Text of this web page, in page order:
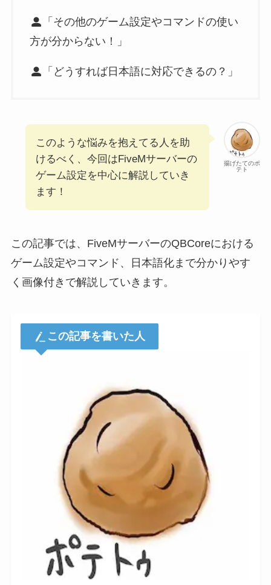
「その他のゲーム設定やコマンドの使い
方が分からない！」
「どうすれば日本語に対応できるの？」
揚げたてのポ
テト
このような悩みを抱えてる人を助
けるべく、今回はFiveMサーバーの
ゲーム設定を中心に解説していき
ます！
この記事では、FiveMサーバーのQBCoreにおける
ゲーム設定やコマンド、日本語化まで分かりやす
く画像付きで解説していきます。
この記事を書いた人